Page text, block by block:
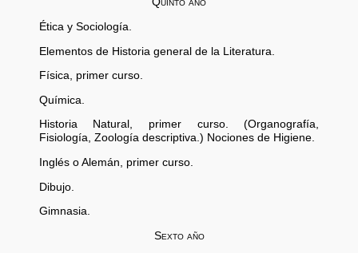
Ética y Sociología.
Elementos de Historia general de la Literatura.
Física, primer curso.
Química.
Historia Natural, primer curso. (Organografía,
Fisiología, Zoología descriptiva.) Nociones de Higiene.
Inglés o Alemán, primer curso.
Dibujo.
Gimnasia.
Sexto año